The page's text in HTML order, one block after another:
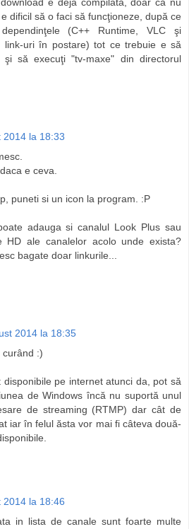
dificil să o faci să funcţioneze, după ce
(C++ Runtime, VLC şi
link-uri în postare) tot ce trebuie e să
şi să execuţi "tv-maxe" din directorul
2014 la 18:33
e ceva.
puneti si un icon la program. :P
adauga si canalul Look Plus sau
HD ale canalelor acolo unde exista?
bagate doar linkurile...
2014 la 18:35
curând :)
disponibile pe internet atunci da, pot să
de Windows încă nu suportă unul
de streaming (RTMP) dar cât de
iar în felul ăsta vor mai fi câteva două-
2014 la 18:46
in lista de canale sunt foarte multe